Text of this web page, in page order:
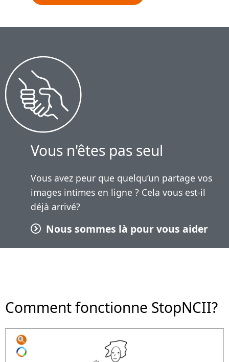
Vous n'êtes pas seul
Vous avez peur que quelqu’un partage vos
images intimes en ligne ? Cela vous est-il
déjà arrivé?
Nous sommes là pour vous aider
Comment fonctionne StopNCII?